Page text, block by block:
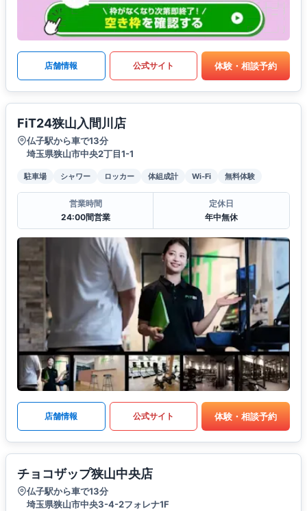
店舗情報 公式サイト 体験・相談予約
FiT24狭山入間川店
仏子駅から車で13分
埼玉県狭山市中央2丁目1-1
駐車場 シャワー ロッカー 体組成計 Wi-Fi 無料体験
営業時間
24:00間営業
定休日
年中無休
店舗情報 公式サイト 体験・相談予約
チョコザップ狭山中央店
仏子駅から車で13分
埼玉県狭山市中央3-4-2フォレナ1F